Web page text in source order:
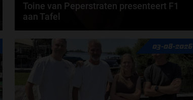
Toine van Peperstraten presenteert F1
aan Tafel
Rob van Someren, Beitske Visser en Frans
Verschuur schuiven aan in de nieuwe F1 aan Tafel.
Iedere...
door
03-08-2026